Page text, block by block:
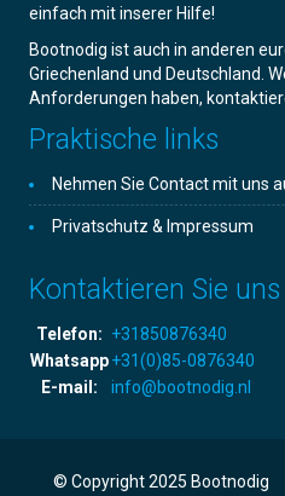
einfach mit inserer Hilfe!
Bootnodig ist auch in anderen
Griechenland und Deutschland.
Anforderungen haben,
Praktische links
Nehmen Sie Contact mit uns
Privatschutz & Impressum
Kontaktieren Sie uns
Telefon: +31850876340
Whatsapp+31(0)85-0876340
E-mail:
info@bootnodig.nl
© Copyright 2025 Bootnodig